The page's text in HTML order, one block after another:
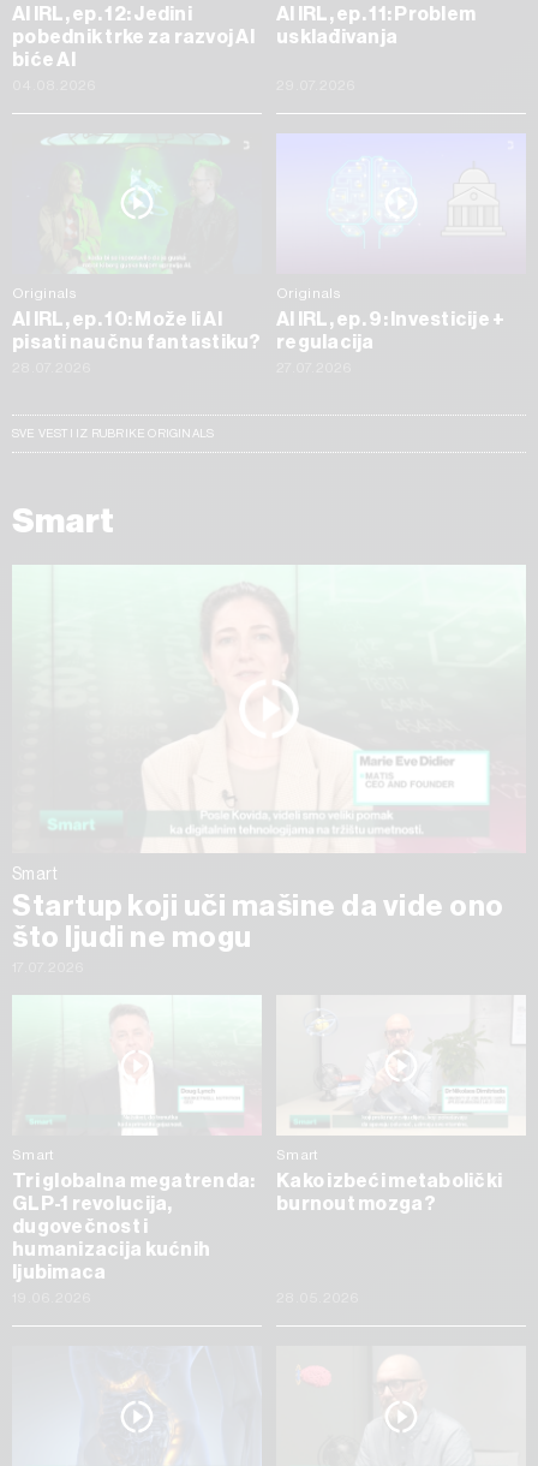
AI IRL, ep. 12: Jedini
pobednik trke za razvoj AI
biće AI
AI IRL, ep. 11: Problem
usklađivanja
Originals
AI IRL, ep. 10: Može li AI
pisati naučnu fantastiku?
Originals
AI IRL, ep. 9: Investicije +
regulacija
SVE VESTI IZ RUBRIKE ORIGINALS
Smart
Smart
Startup koji uči mašine da vide ono
što ljudi ne mogu
Smart
Tri globalna megatrenda:
GLP-1 revolucija,
dugovečnost i
humanizacija kućnih
ljubimaca
Smart
Kako izbeći metabolički
burnout mozga?